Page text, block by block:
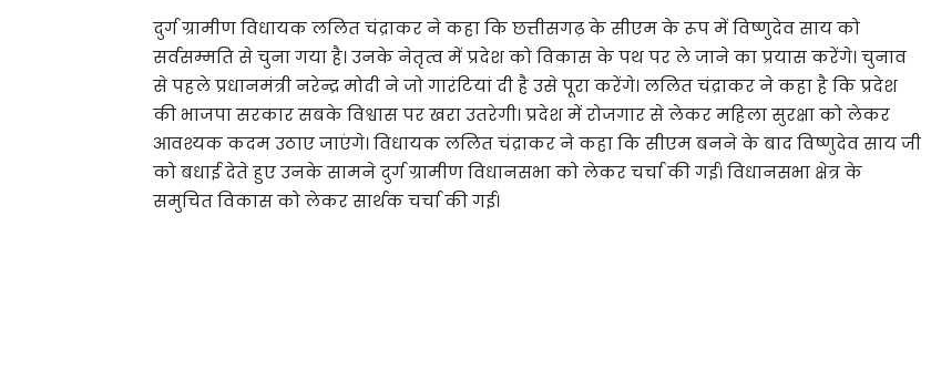
दुर्ग ग्रामीण विधायक ललित चंद्राकर ने कहा कि छत्तीसगढ़ के सीएम के रूप में विष्णुदेव साय को
सर्वसम्मति से चुना गया है। उनके नेतृत्व में प्रदेश को विकास के पथ पर ले जाने का प्रयास करेंगे। चुनाव
से पहले प्रधानमंत्री नरेन्द्र मोदी ने जो गारंटियां दी है उसे पूरा करेंगे। ललित चंद्राकर ने कहा है कि प्रदेश
की भाजपा सरकार सबके विश्वास पर खरा उतरेगी। प्रदेश में रोजगार से लेकर महिला सुरक्षा को लेकर
आवश्यक कदम उठाए जाएंगे। विधायक ललित चंद्राकर ने कहा कि सीएम बनने के बाद विष्णुदेव साय जी
को बधाई देते हुए उनके सामने दुर्ग ग्रामीण विधानसभा को लेकर चर्चा की गई। विधानसभा क्षेत्र के
समुचित विकास को लेकर सार्थक चर्चा की गई।